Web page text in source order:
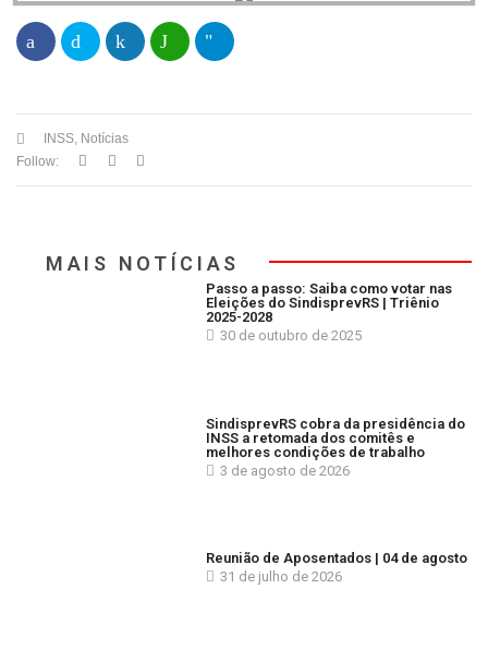
INSS, Notícias
Follow:
MAIS NOTÍCIAS
Passo a passo: Saiba como votar nas
Eleições do SindisprevRS | Triênio
2025-2028
30 de outubro de 2025
SindisprevRS cobra da presidência do
INSS a retomada dos comitês e
melhores condições de trabalho
3 de agosto de 2026
Reunião de Aposentados | 04 de agosto
31 de julho de 2026